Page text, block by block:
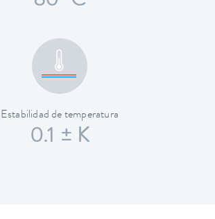
Estabilidad de temperatura
0.1 ± K